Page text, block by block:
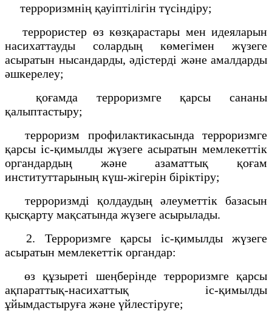
терроризмнің қауіптілігін түсіндіру;
террористер өз көзқарастары мен идеяларын
насихаттауды солардың көмегімен жүзеге
асыратын нысандарды, әдістерді және амалдарды
әшкерелеу;
қоғамда терроризмге қарсы сананы
қалыптастыру;
терроризм профилактикасында терроризмге
қарсы іс-қимылды жүзеге асыратын мемлекеттік
органдардың және азаматтық қоғам
институттарының күш-жігерін біріктіру;
терроризмді қолдаудың әлеуметтік базасын
қысқарту мақсатында жүзеге асырылады.
2. Терроризмге қарсы іс-қимылды жүзеге
асыратын мемлекеттік органдар:
өз құзыреті шеңберінде терроризмге қарсы
ақпараттық-насихаттық іс-қимылды
ұйымдастыруға және үйлестіруге;